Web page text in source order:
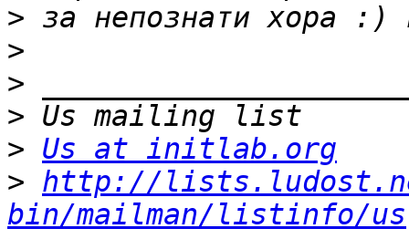
>
>
>
>
> Us at initlab.org
> http://
bin/mailman/listinfo/us